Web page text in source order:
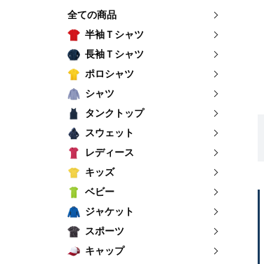
全ての商品
半袖Ｔシャツ
長袖Ｔシャツ
ポロシャツ
シャツ
タンクトップ
スウェット
レディース
キッズ
ベビー
ジャケット
スポーツ
キャップ